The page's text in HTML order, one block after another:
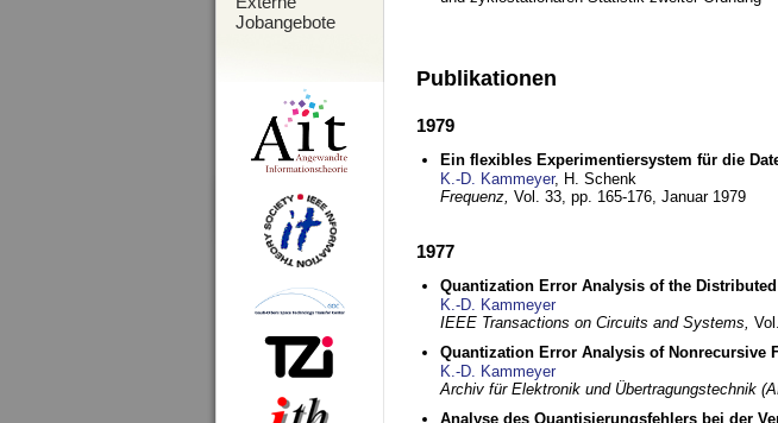
Jobangebote
Publikationen
1979
Ein flexibles Experimentiersystem für die
K.-D. Kammeyer, H. Schenk
Frequenz, Vol. 33, pp. 165-176, Januar 1979
1977
Quantization Error Analysis of the
K.-D. Kammeyer
IEEE Transactions on Circuits and Systems,
Quantization Error Analysis of Nonrecursive
K.-D. Kammeyer
Archiv für Elektronik und Übertragungstechnik
Analyse des Quantisierungsfehlers bei der